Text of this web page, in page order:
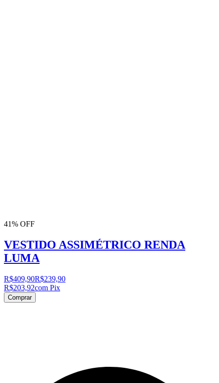
41% OFF
VESTIDO ASSIMÉTRICO RENDA
LUMA
R$409,90R$239,90
R$203,92com Pix
Comprar